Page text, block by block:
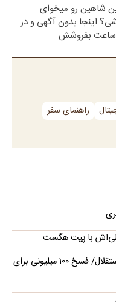
شاهین رو میخوای
اینجا بدون آگهی و در
بفروشش
راهنمای سفر
با پیت هگست
عجیب و باورنکردنی از توافق رضاییان با استقلال/ فسخ ۱۰۰ میلیونی برای